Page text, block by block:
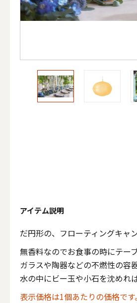
アイテム説明
だ円形の、フローティングキャ
無香料なのでお食事の時にテー
ガラスや陶器などの不燃性の容
水の中にビー玉や小石を沈めれ
表示価格は1個あたりの価格で